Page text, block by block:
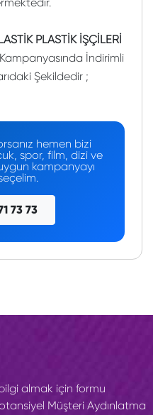
PLASTİK İŞÇİLERİ
İndirimli
Şekildedir ;
hemen bizi
spor, film, dizi ve
kampanyayı
73 73
almak için formu
Müşteri Aydınlatma